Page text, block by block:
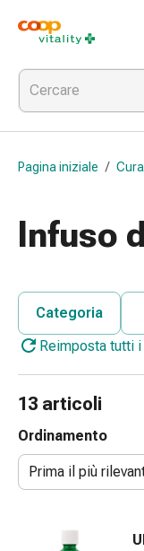
Farmaci
e
salute
Influenza
e
raffreddore
per
Tosse
e
Pagina iniziale /
Infuso
Categoria
Reimposta tutti
13 articoli
Ordinamento
Prima il più